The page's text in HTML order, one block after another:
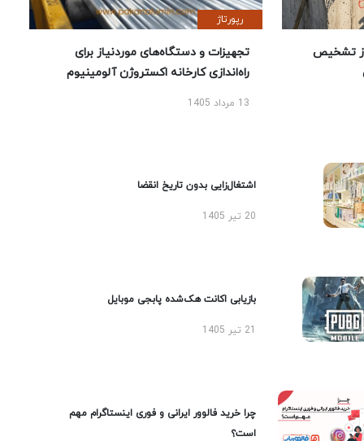
تشخیص
رپورتاژ
تجهیزات و دستگاه‌های موردنیاز برای
راه‌اندازی کارخانه اکستروژن آلومینیوم
13 مرداد 1405
اشتغال‌زایی بدون تاریخ انقضا
20 تیر 1405
بازیابی اکانت هک‌شده پابجی موبایل
چرا خرید فالوور ایرانی و فوری اینستاگرام مهم
است؟